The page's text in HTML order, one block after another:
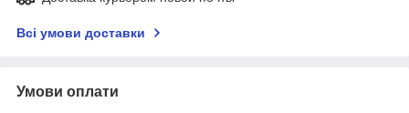
Всі умови доставки
Умови оплати